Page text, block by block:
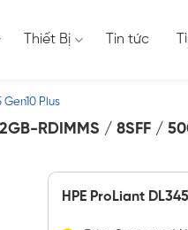
Thiết Bị Tin tức
Gen10 Plus
RDIMMS / 8SFF /
HPE ProLiant